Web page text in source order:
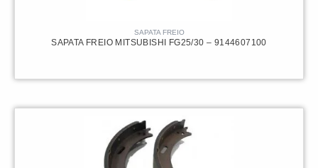
SAPATA FREIO
SAPATA FREIO MITSUBISHI FG25/30 – 9144607100